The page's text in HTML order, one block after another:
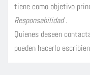
tiene como objetivo
Responsabilidad.
Quienes deseen
pueden hacerlo